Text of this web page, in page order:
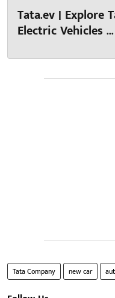
Tata.ev | Explore
Electric Vehicles ...
Tata Company new car